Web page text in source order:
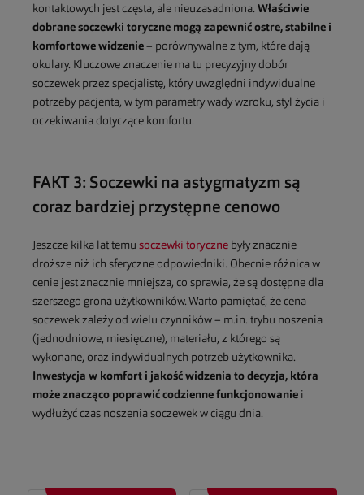
kontaktowych jest częsta, ale nieuzasadniona. Właściwie
dobrane soczewki toryczne mogą zapewnić ostre, stabilne i
komfortowe widzenie – porównywalne z tym, które dają
okulary. Kluczowe znaczenie ma tu precyzyjny dobór
soczewek przez specjalistę, który uwzględni indywidualne
potrzeby pacjenta, w tym parametry wady wzroku, styl życia i
oczekiwania dotyczące komfortu.
FAKT 3: Soczewki na astygmatyzm są
coraz bardziej przystępne cenowo
Jeszcze kilka lat temu soczewki toryczne były znacznie
droższe niż ich sferyczne odpowiedniki. Obecnie różnica w
cenie jest znacznie mniejsza, co sprawia, że są dostępne dla
szerszego grona użytkowników. Warto pamiętać, że cena
soczewek zależy od wielu czynników – m.in. trybu noszenia
(jednodniowe, miesięczne), materiału, z którego są
wykonane, oraz indywidualnych potrzeb użytkownika.
Inwestycja w komfort i jakość widzenia to decyzja, która
może znacząco poprawić codzienne funkcjonowanie i
wydłużyć czas noszenia soczewek w ciągu dnia.